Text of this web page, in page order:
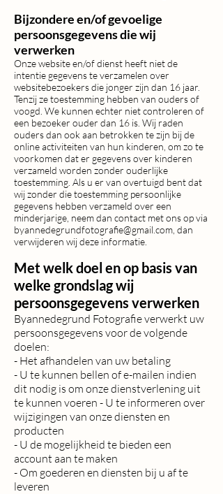
Bijzondere en/of gevoelige
persoonsgegevens die wij
verwerken
Onze website en/of dienst heeft niet de
intentie gegevens te verzamelen over
websitebezoekers die jonger zijn dan 16 jaar.
Tenzij ze toestemming hebben van ouders of
voogd. We kunnen echter niet controleren of
een bezoeker ouder dan 16 is. Wij raden
ouders dan ook aan betrokken te zijn bij de
online activiteiten van hun kinderen, om zo te
voorkomen dat er gegevens over kinderen
verzameld worden zonder ouderlijke
toestemming. Als u er van overtuigd bent dat
wij zonder die toestemming persoonlijke
gegevens hebben verzameld over een
minderjarige, neem dan contact met ons op via
byannedegrundfotografie@gmail.com , dan
verwijderen wij deze informatie.
Met welk doel en op basis van
welke grondslag wij
persoonsgegevens verwerken
Byannedegrund Fotografie verwerkt uw
persoonsgegevens voor de volgende
doelen:
- Het afhandelen van uw betaling
- U te kunnen bellen of e-mailen indien
dit nodig is om onze dienstverlening uit
te kunnen voeren - U te informeren over
wijzigingen van onze diensten en
producten
- U de mogelijkheid te bieden een
account aan te maken
- Om goederen en diensten bij u af te
leveren